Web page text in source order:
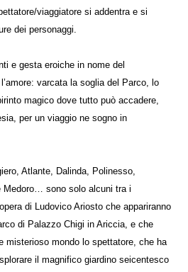
viaggiatore si addentra e si
dei personaggi.
e gesta eroiche in nome del
varcata la soglia del Parco, lo
magico dove tutto può accadere,
per un viaggio ne sogno in
Atlante, Dalinda, Polinesso,
Medoro… sono solo alcuni tra i
di Ludovico Ariosto che appariranno
di Palazzo Chigi in Ariccia, e che
misterioso mondo lo spettatore, che ha
il magnifico giardino seicentesco